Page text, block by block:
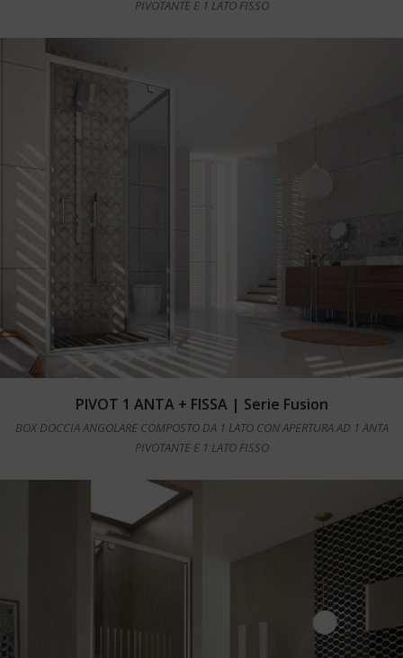
PIVOTANTE E 1 LATO FISSO
Leggi tutto
PIVOT 1 ANTA + FISSA | Serie Fusion
BOX DOCCIA ANGOLARE COMPOSTO DA 1 LATO CON APERTURA AD 1 ANTA
PIVOTANTE E 1 LATO FISSO